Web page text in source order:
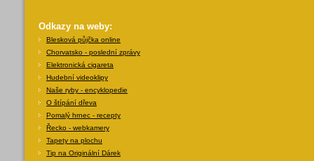
Odkazy na weby:
Blesková půjčka online
Chorvatsko - poslední zprávy
Elektronická cigareta
Hudební videoklipy
Naše ryby - encyklopedie
O štípání dřeva
Pomalý hrnec - recepty
Řecko - webkamery
Tapety na plochu
Tip na Originální Dárek